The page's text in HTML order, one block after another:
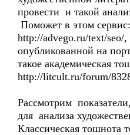
провести и такой
Поможет в этом сервис:
http://advego.ru/text/seo/
опубликованной на
такое академическая
http://litcult.ru/forum/
Рассмотрим
для анализа
Классическая тошнота